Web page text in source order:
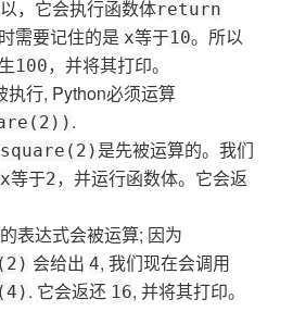
，它会执行函数体return
需要记住的是 x等于10。所以
100，并将其打印。
执行, Python必须运算
.
square(2) 是先被运算的。我们
x等于2，并运行函数体。它会返
表达式会被运算; 因为
会给出4, 我们现在会调用
. 它会返还 16, 并将其打印。